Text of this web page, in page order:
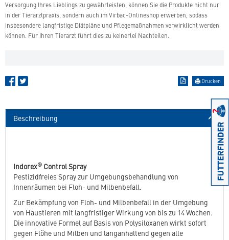
Versorgung Ihres Lieblings zu gewährleisten, können Sie die Produkte nicht nur
in der Tierarztpraxis, sondern auch im Virbac-Onlineshop erwerben, sodass
insbesondere langfristige Diätpläne und Pflegemaßnahmen verwirklicht werden
können. Für Ihren Tierarzt führt dies zu keinerlei Nachteilen.
Drucken
Beschreibung
Indorex® Control Spray
Pestizidfreies Spray zur Umgebungsbehandlung von
Innenräumen bei Floh- und Milbenbefall.
Zur Bekämpfung von Floh- und Milbenbefall in der Umgebung
von Haustieren mit langfristiger Wirkung von bis zu 14 Wochen.
Die innovative Formel auf Basis von Polysiloxanen wirkt sofort
gegen Flöhe und Milben und langanhaltend gegen alle